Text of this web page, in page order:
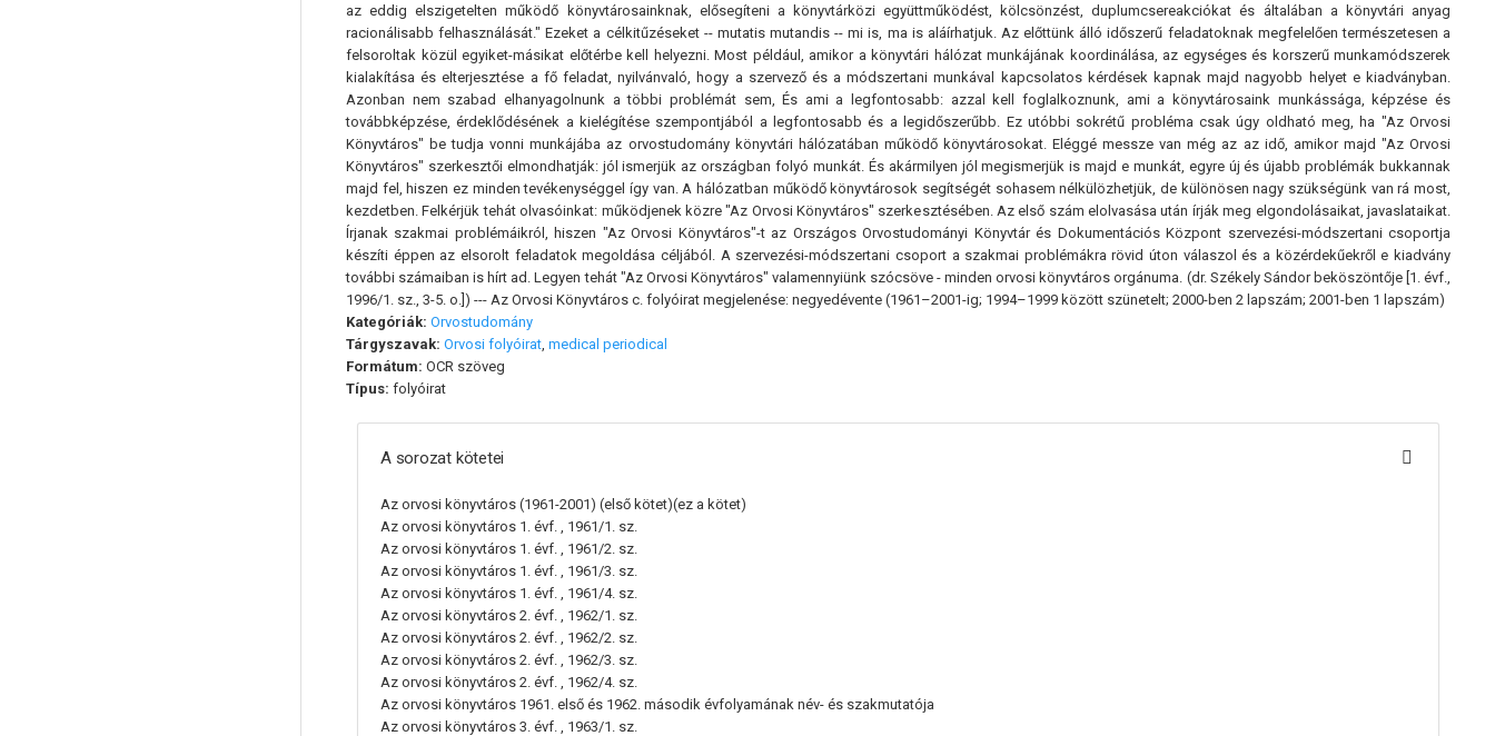
az eddig elszigetelten működő könyvtárosainknak, elősegíteni a könyvtárközi együttműködést, kölcsönzést, duplumcsereakciókat és általában a könyvtári anyag
racionálisabb felhasználását." Ezeket a célkitűzéseket -- mutatis mutandis -- mi is, ma is aláírhatjuk. Az előttünk álló időszerű feladatoknak megfelelően természetesen a
felsoroltak közül egyiket-másikat előtérbe kell helyezni. Most például, amikor a könyvtári hálózat munkájának koordinálása, az egységes és korszerű munkamódszerek
kialakítása és elterjesztése a fő feladat, nyilvánvaló, hogy a szervező és a módszertani munkával kapcsolatos kérdések kapnak majd nagyobb helyet e kiadványban.
Azonban nem szabad elhanyagolnunk a többi problémát sem, És ami a legfontosabb: azzal kell foglalkoznunk, ami a könyvtárosaink munkássága, képzése és
továbbképzése, érdeklődésének a kielégítése szempontjából a legfontosabb és a legidőszerűbb. Ez utóbbi sokrétű probléma csak úgy oldható meg, ha "Az Orvosi
Könyvtáros" be tudja vonni munkájába az orvostudomány könyvtári hálózatában működő könyvtárosokat. Eléggé messze van még az az idő, amikor majd "Az Orvosi
Könyvtáros" szerkesztői elmondhatják: jól ismerjük az országban folyó munkát. És akármilyen jól megismerjük is majd e munkát, egyre új és újabb problémák bukkannak
majd fel, hiszen ez minden tevékenységgel így van. A hálózatban működő könyvtárosok segítségét sohasem nélkülözhetjük, de különösen nagy szükségünk van rá most,
kezdetben. Felkérjük tehát olvasóinkat: működjenek közre "Az Orvosi Könyvtáros" szerkesztésében. Az első szám elolvasása után írják meg elgondolásaikat, javaslataikat.
Írjanak szakmai problémáikról, hiszen "Az Orvosi Könyvtáros"-t az Országos Orvostudományi Könyvtár és Dokumentációs Központ szervezési-módszertani csoportja
készíti éppen az elsorolt feladatok megoldása céljából. A szervezési-módszertani csoport a szakmai problémákra rövid úton válaszol és a közérdekűekről e kiadvány
további számaiban is hírt ad. Legyen tehát "Az Orvosi Könyvtáros" valamennyiünk szócsöve - minden orvosi könyvtáros orgánuma. (dr. Székely Sándor beköszöntője [1. évf.,
1996/1. sz., 3-5. o.]) --- Az Orvosi Könyvtáros c. folyóirat megjelenése: negyedévente (1961–2001-ig; 1994–1999 között szünetelt; 2000-ben 2 lapszám; 2001-ben 1 lapszám)
Kategóriák: Orvostudomány
Tárgyszavak: Orvosi folyóirat medical periodical
Formátum: OCR szöveg
Típus: folyóirat
A sorozat kötetei
Az orvosi könyvtáros (1961-2001) (első kötet)(ez a kötet)
Az orvosi könyvtáros 1. évf. , 1961/1. sz.
Az orvosi könyvtáros 1. évf. , 1961/2. sz.
Az orvosi könyvtáros 1. évf. , 1961/3. sz.
Az orvosi könyvtáros 1. évf. , 1961/4. sz.
Az orvosi könyvtáros 2. évf. , 1962/1. sz.
Az orvosi könyvtáros 2. évf. , 1962/2. sz.
Az orvosi könyvtáros 2. évf. , 1962/3. sz.
Az orvosi könyvtáros 2. évf. , 1962/4. sz.
Az orvosi könyvtáros 1961. első és 1962. második évfolyamának név- és szakmutatója
Az orvosi könyvtáros 3. évf. , 1963/1. sz.